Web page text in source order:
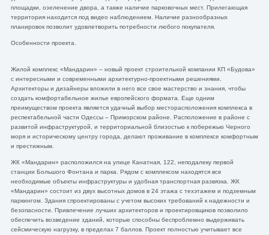
площадки, озеленение двора, а также наличие парковочных мест. Прилегающая
территория находится под видео наблюдением. Наличие разнообразных
планировок позволит удовлетворить потребности любого покупателя.
Особенности проекта.
Жилой комплекс «Мандарин» – новый проект строительной компании КП «Будова»
с интересными и современными архитектурно-проектными решениями.
Архитекторы и дизайнеры вложили в него все свое мастерство и знания, чтобы
создать комфортабельное жилье европейского формата. Еще одним
преимуществом проекта является удачный выбор месторасположения комплекса в
респектабельной части Одессы – Приморском районе. Расположение в районе с
развитой инфраструктурой, и территориальной близостью к побережью Черного
моря и историческому центру города, делают проживание в комплексе комфортным
и престижным.
ЖК «Мандарин» расположился на улице Канатная, 122, неподалеку первой
станции Большого Фонтана и парка. Рядом с комплексом находятся все
необходимые объекты инфраструктуры и удобная транспортная развязка. ЖК
«Мандарин» состоит из двух высотных домов в 24 этажа с техэтажем и подземным
паркингом. Здания спроектированы с учетом высоких требований к надежности и
безопасности. Привлечение лучших архитекторов и проектировщиков позволило
обеспечить возведение зданий, которые способны беспроблемно выдерживать
сейсмическую нагрузку, в пределах 7 баллов. Проект полностью учитывает все